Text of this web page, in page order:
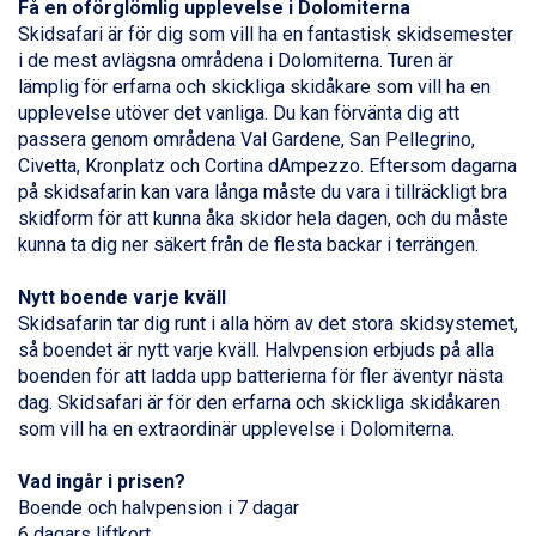
Sauze dOulx från 6.145 kr.
Alleghe från 8.545 kr.
Bad Gastein från 6.295 kr.
Arabba från 11.045 kr.
La Thuile från 7.045 kr.
Cervinia från 8.245 kr.
Saalbach från 9.445 kr.
Sölden från 12.995 kr.
Bad Hofgastein från 8.595 kr.
Passo Tonale från 5.895 kr.
Sestriere från 6.945 kr.
Fieberbrunn från 9.645 kr.
Ischgl från 11.295 kr.
Wagrain från 7.095 kr.
Val Thorens från 8.395 kr.
St. Anton från 11.245 kr.
Canazei från 7.195 kr.
Livigno från 5.595 kr.
Få en oförglömlig upplevelse i Dolomiterna
Skidsafari är för dig som vill ha en fantastisk skidsemester
i de mest avlägsna områdena i Dolomiterna. Turen är
lämplig för erfarna och skickliga skidåkare som vill ha en
upplevelse utöver det vanliga. Du kan förvänta dig att
passera genom områdena Val Gardene, San Pellegrino,
Civetta, Kronplatz och Cortina dAmpezzo. Eftersom dagarna
på skidsafarin kan vara långa måste du vara i tillräckligt bra
skidform för att kunna åka skidor hela dagen, och du måste
kunna ta dig ner säkert från de flesta backar i terrängen.
Nytt boende varje kväll
Skidsafarin tar dig runt i alla hörn av det stora skidsystemet,
så boendet är nytt varje kväll. Halvpension erbjuds på alla
boenden för att ladda upp batterierna för fler äventyr nästa
dag. Skidsafari är för den erfarna och skickliga skidåkaren
som vill ha en extraordinär upplevelse i Dolomiterna.
Vad ingår i prisen?
Boende och halvpension i 7 dagar